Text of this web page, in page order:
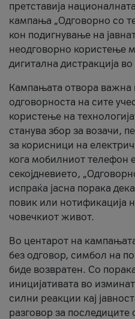
претставија
кампања „Одговорно со
кон подигнување на
неодговорно користење
дигитална дистракција во
Кампањата отвора важна
одговорноста на сите
користење на
станува збор за возачи,
за корисници на
кога мобилниот телефон
секојдневието,
испраќа јасна порака
повик или нотификација
човечкиот живот.
Во центарот на
без одговор, симбол на
биде возвратен. Со
иницијативата во
силни реакции кај
разговор за